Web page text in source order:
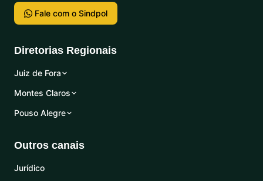
Fale com o Sindpol
Diretorias Regionais
Juiz de Fora
Montes Claros
Pouso Alegre
Outros canais
Jurídico